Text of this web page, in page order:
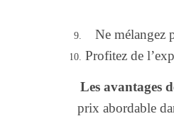
Ne mélangez
Profitez de
Les avantages
prix abordable